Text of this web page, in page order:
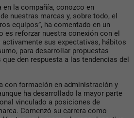
en la compañía, conozco en
nuestras marcas y, sobre todo, el
equipos”, ha comentado en un
es reforzar nuestra conexión con el
sus expectativas, hábitos
para desarrollar propuestas
den respuesta a las tendencias del
con formación en administración y
ha desarrollado la mayor parte
vinculado a posiciones de
Comenzó su carrera como